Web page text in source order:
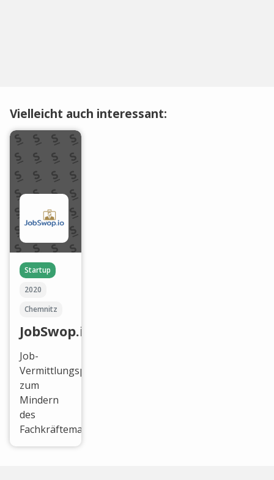
Vielleicht auch interessant:
Startup
2020
Chemnitz
JobSwop.io
Job-
Vermittlungsplattform
zum
Mindern
des
Fachkräftemangels.